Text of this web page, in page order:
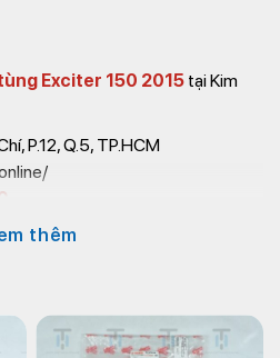
Exciter 150 2015 tại Kim
P.12, Q.5, TP.HCM
thêm